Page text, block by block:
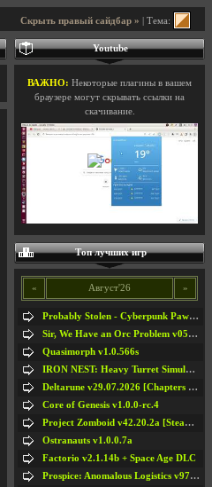
Скрыть правый сайдбар » | Тема:
Youtube
ВАЖНО: Некоторые плагины в вашем
браузере могут скрывать ссылки на
скачивание.
Топ лучших игр
« Август'26 »
Probably Stolen - Cyberpunk Pawnshop Simulator v048c [Playtest]
Sir, We Have an Orc Problem v05.08.2026
Quasimorph v1.0.566s
IRON NEST: Heavy Turret Simulator v1.0a
Deltarune v29.07.2026 [Chapters 1-5] / + RUS [Chapters 1-5]
Core of Genesis v1.0.0-rc.4
Project Zomboid v42.20.2a [Steam Early Access]
Ostranauts v1.0.0.7a
Factorio v2.1.14b + Space Age DLC
Prospice: Anomalous Logistics v97 [Playtest]